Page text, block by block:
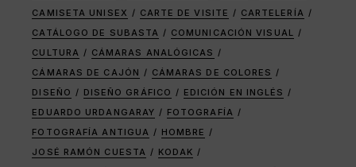
CAMISETA UNISEX
CARTE DE VISITE
CARTELERÍA
CATÁLOGO DE SUBASTA
COMUNICACIÓN VISUAL
CULTURA
CÁMARAS ANALÓGICAS
CÁMARAS DE CAJÓN
CÁMARAS DE COLORES
DISEÑO
DISEÑO GRÁFICO
EDICIÓN EN INGLÉS
EDUARDO URDANGARAY
FOTOGRAFÍA
FOTOGRAFÍA ANTIGUA
HOMBRE
JOSÉ RAMÓN CUESTA
KODAK